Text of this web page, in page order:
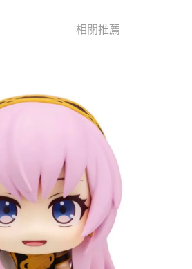
份有限公司」（以下簡稱本公司）所提供，讓
購買商品或服務，並由商店將買賣／分期付款
依約使用本公司帳單繳交帳款。
你分期」之契約關係目的，商店將以您的個人
）提供予台灣大哥大進項蒐集、處理及利用，
單所需資料之確認、核對及更正。
以下連結：
https://oppay.tw/userRule
含以上)免運費
含以上)免運費
含以上)免運費
袋取貨唷。
相關推薦